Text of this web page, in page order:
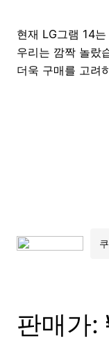
현재 LG그램 14
우리는 깜짝 놀랐
더욱 구매를 고려
판매가